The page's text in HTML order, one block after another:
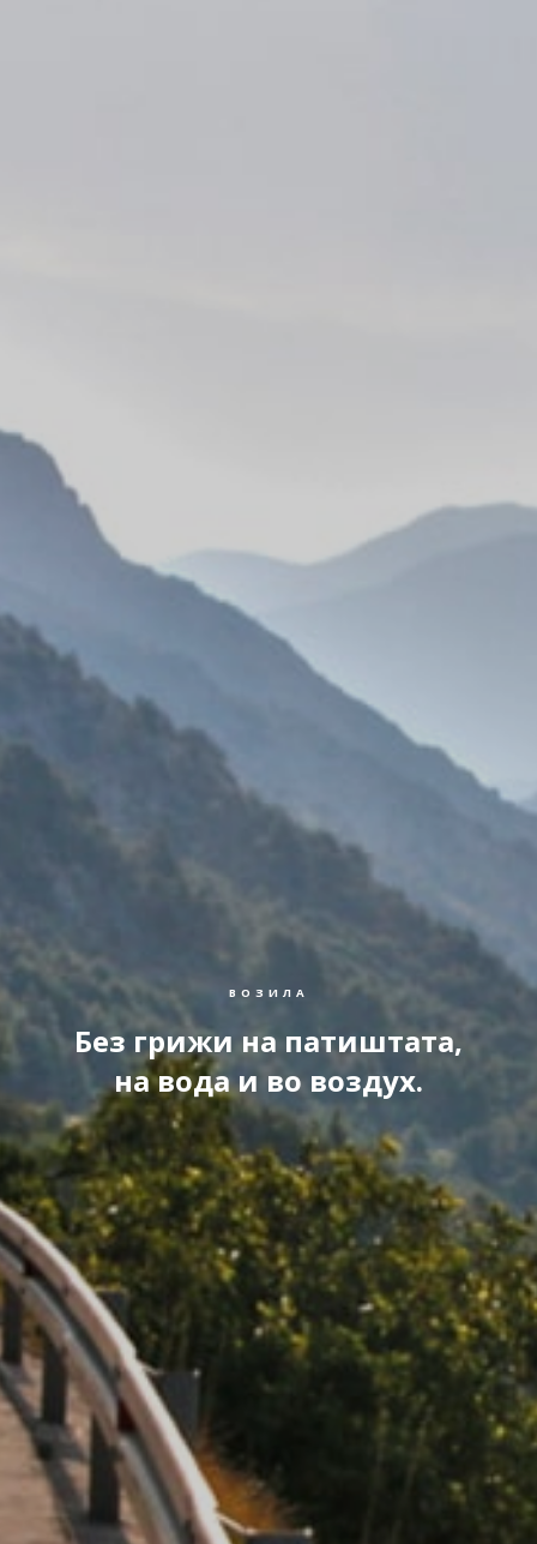
ВОЗИЛА
Без грижи на патиштата,
на вода и во воздух.